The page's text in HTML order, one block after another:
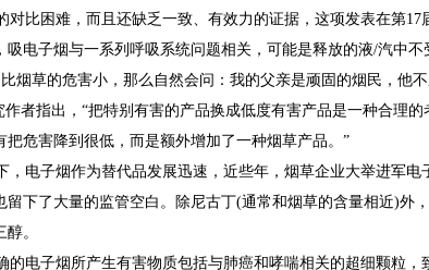
比困难，而且还缺乏一致、有效力的证据，这项发表在第17
电子烟与一系列呼吸系统问题相关，可能是释放的液/汽中不
烟草的危害小，那么自然会问：我的父亲是顽固的烟民，他
作者指出，“把特别有害的产品换成低度有害产品是一种合理的
把危害降到很低，而是额外增加了一种烟草产品。”
电子烟作为替代品发展迅速，近些年，烟草企业大举进军电
留下了大量的监管空白。除尼古丁(通常和烟草的含量相近)外
。
电子烟所产生有害物质包括与肺癌和哮喘相关的超细颗粒，